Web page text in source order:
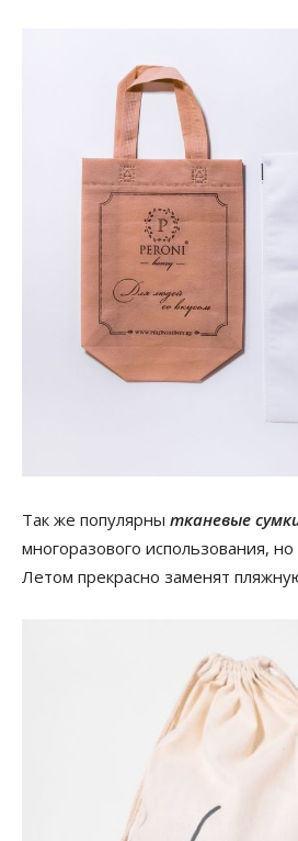
Так же популярны тканевые
многоразового использования,
Летом прекрасно заменят